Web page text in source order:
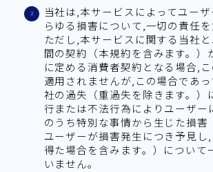
当社は,本サービスによってユー
らゆる損害について,一切の責任を
ただし,本サービスに関する当社
間の契約（本規約を含みます。）
に定める消費者契約となる場合,
適用されませんが,この場合であ
社の過失（重過失を除きます。）
行または不法行為によりユーザー
のうち特別な事情から生じた損害
ユーザーが損害発生につき予見し
得た場合を含みます。）について
いません。